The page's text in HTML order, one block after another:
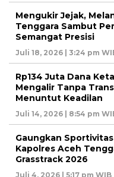
Mengukir Jejak,
Tenggara Sambut
Semangat Presisi
Juli 18, 2026 | 3:24 pm
Rp134 Juta Dana
Mengalir Tanpa
Menuntut Keadilan
Juli 14, 2026 | 8:54 pm
Gaungkan
Kapolres Aceh
Grasstrack 2026
Juli 4, 2026 | 5:17 pm WIB